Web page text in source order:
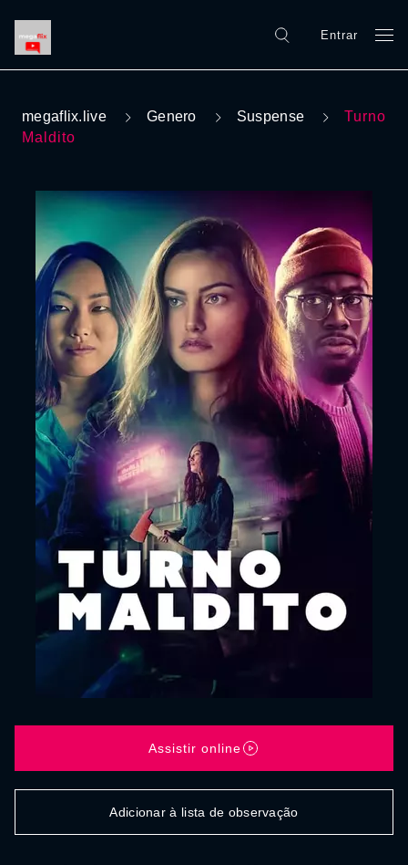
Entrar
megaflix.live Genero Suspense
Turno
Maldito
Assistir online
Adicionar à lista de observação